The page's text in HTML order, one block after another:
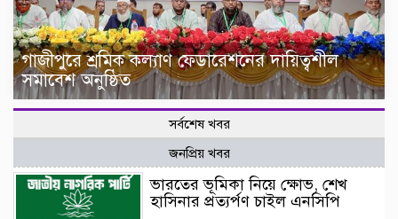
গাজীপুরে শ্রমিক কল্যাণ ফেডারেশনের দায়িত্বশীল
সমাবেশ অনুষ্ঠিত
সর্বশেষ খবর
জনপ্রিয় খবর
ভারতের ভূমিকা নিয়ে ক্ষোভ, শেখ
হাসিনার প্রত্যর্পণ চাইল এনসিপি